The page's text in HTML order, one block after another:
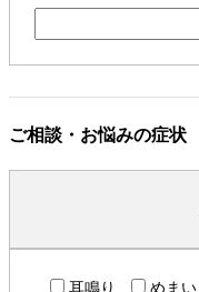
ご相談・お悩みの症状
耳鳴り めまい